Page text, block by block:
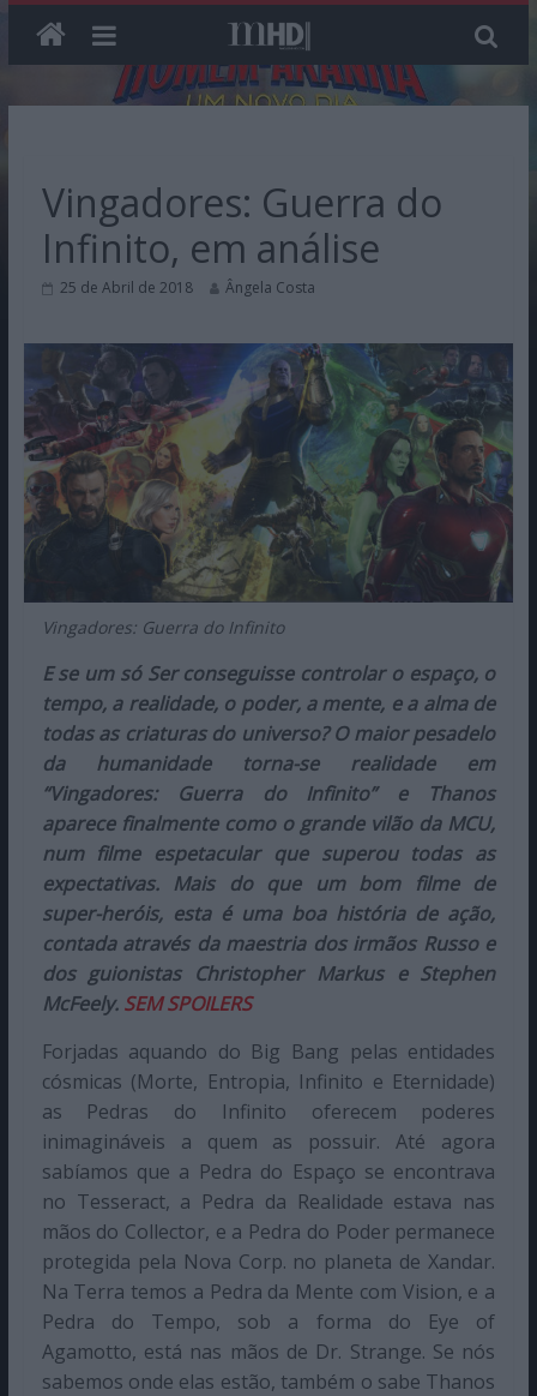
Vingadores: Guerra do
Infinito, em análise
25 de Abril de 2018 Ângela Costa
Vingadores: Guerra do Infinito
E se um só Ser conseguisse controlar o espaço, o
tempo, a realidade, o poder, a mente, e a alma de
todas as criaturas do universo? O maior pesadelo
da humanidade torna-se realidade em
“Vingadores: Guerra do Infinito” e Thanos
aparece finalmente como o grande vilão da MCU,
num filme espetacular que superou todas as
expectativas. Mais do que um bom filme de
super-heróis, esta é uma boa história de ação,
contada através da maestria dos irmãos Russo e
dos guionistas Christopher Markus e Stephen
McFeely. SEM SPOILERS
Forjadas aquando do Big Bang pelas entidades
cósmicas (Morte, Entropia, Infinito e Eternidade)
as Pedras do Infinito oferecem poderes
inimagináveis a quem as possuir. Até agora
sabíamos que a Pedra do Espaço se encontrava
no Tesseract, a Pedra da Realidade estava nas
mãos do Collector, e a Pedra do Poder permanece
protegida pela Nova Corp. no planeta de Xandar.
Na Terra temos a Pedra da Mente com Vision, e a
Pedra do Tempo, sob a forma do Eye of
Agamotto, está nas mãos de Dr. Strange. Se nós
sabemos onde elas estão, também o sabe Thanos